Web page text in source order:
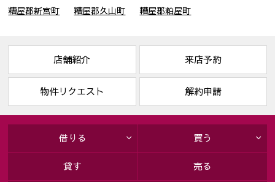
糟屋郡新宮町
糟屋郡久山町 糟屋郡粕屋町
店舗紹介 来店予約
物件リクエスト 解約申請
借りる 買う
貸す 売る